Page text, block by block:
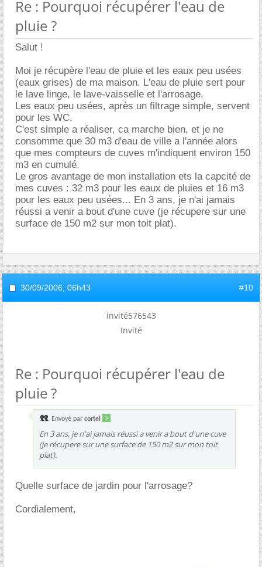
Re : Pourquoi récupérer l'eau de
pluie ?
Salut !
Moi je récupère l'eau de pluie et les eaux peu usées
(eaux grises) de ma maison. L'eau de pluie sert pour
le lave linge, le lave-vaisselle et l'arrosage.
Les eaux peu usées, après un filtrage simple, servent
pour les WC.
C'est simple a réaliser, ca marche bien, et je ne
consomme que 30 m3 d'eau de ville a l'année alors
que mes compteurs de cuves m'indiquent environ 150
m3 en cumulé.
Le gros avantage de mon installation ets la capcité de
mes cuves : 32 m3 pour les eaux de pluies et 16 m3
pour les eaux peu usées... En 3 ans, je n'ai jamais
réussi a venir a bout d'une cuve (je récupere sur une
surface de 150 m2 sur mon toit plat).
30/09/2006, 06h43 #10
invité576543
Invité
Re : Pourquoi récupérer l'eau de
pluie ?
Envoyé par cortel
En 3 ans, je n'ai jamais réussi a venir a bout d'une cuve
(je récupere sur une surface de 150 m2 sur mon toit
plat).
Quelle surface de jardin pour l'arrosage?
Cordialement,